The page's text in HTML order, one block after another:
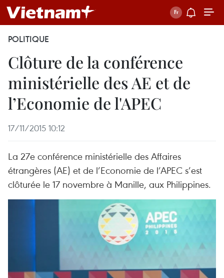
POLITIQUE
Clôture de la conférence
ministérielle des AE et de
l’Economie de l'APEC
17/11/2015 10:12
La 27e conférence ministérielle des Affaires
étrangères (AE) et de l’Economie de l’APEC s’est
clôturée le 17 novembre à Manille, aux Philippines.